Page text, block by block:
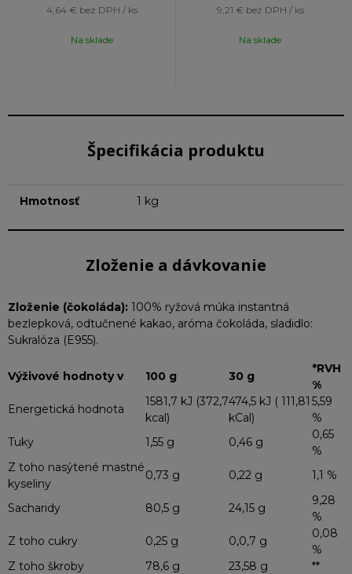
4,64 € bez DPH / ks
Na sklade
9,21 € bez DPH / ks
Na sklade
Špecifikácia produktu
Hmotnosť 1 kg
Zloženie a dávkovanie
Zloženie (čokoláda): 100% ryžová múka instantná
bezlepková, odtučnené kakao, aróma čokoláda, sladidlo:
Sukralóza (E955).
Výživové hodnoty v 100 g 30 g
*RVH
%
Energetická hodnota
1581,7 kJ (372,7
kcal)
474,5 kJ ( 111,81
kCal)
5,59
%
Tuky
1,55 g 0,46 g
0,65
%
Z toho nasýtené mastné
kyseliny
0,73 g 0,22 g 1,1 %
Sacharidy 80,5 g 24,15 g
9,28
%
Z toho cukry
0,25 g 0,0,7 g
0,08
%
Z toho škroby
78,6 g 23,58 g
**